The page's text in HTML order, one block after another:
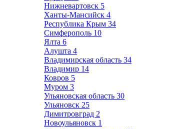
Нижневартовск 5
Ханты-Мансийск 4
Республика Крым 34
Симферополь 10
Ялта 6
Алушта 4
Владимирская область 34
Владимир 14
Ковров 5
Муром 3
Ульяновская область 30
Ульяновск 25
Димитровград 2
Новоульяновск 1